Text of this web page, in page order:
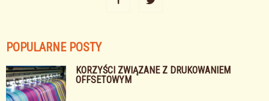
POPULARNE POSTY
KORZYŚCI ZWIĄZANE Z DRUKOWANIEM
OFFSETOWYM